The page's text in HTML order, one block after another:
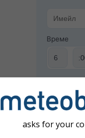
Време
asks for your